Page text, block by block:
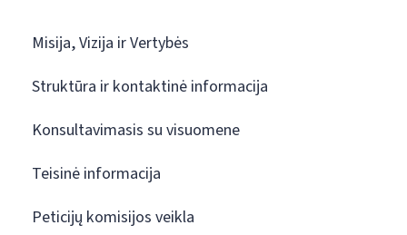
Misija, Vizija ir Vertybės
Struktūra ir kontaktinė informacija
Konsultavimasis su visuomene
Teisinė informacija
Peticijų komisijos veikla